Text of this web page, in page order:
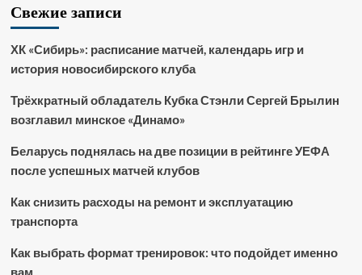
Свежие записи
ХК «Сибирь»: расписание матчей, календарь игр и
история новосибирского клуба
Трёхкратный обладатель Кубка Стэнли Сергей Брылин
возглавил минское «Динамо»
Беларусь поднялась на две позиции в рейтинге УЕФА
после успешных матчей клубов
Как снизить расходы на ремонт и эксплуатацию
транспорта
Как выбрать формат тренировок: что подойдет именно
вам